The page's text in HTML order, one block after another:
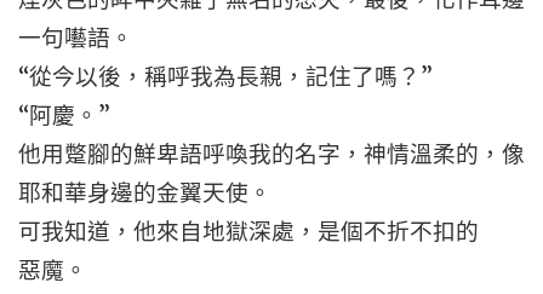
一句囈語。
“從今以後，稱呼我為長親，記住了嗎？”
“阿慶。”
他用蹩腳的鮮卑語呼喚我的名字，神情溫柔的，像
耶和華身邊的金翼天使。
可我知道，他來自地獄深處，是個不折不扣的
惡魔。